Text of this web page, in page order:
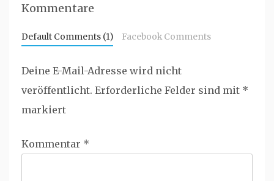
Kommentare
Default Comments (1) Facebook Comments
Deine E-Mail-Adresse wird nicht
veröffentlicht. Erforderliche Felder sind mit *
markiert
Kommentar *